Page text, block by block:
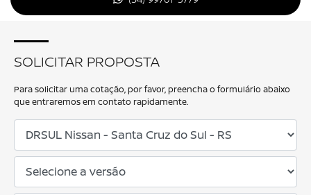
SOLICITAR PROPOSTA
Para solicitar uma cotação, por favor, preencha o formulário abaixo
que entraremos em contato rapidamente.